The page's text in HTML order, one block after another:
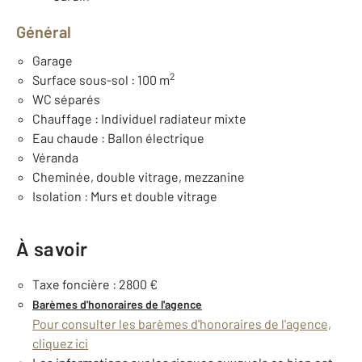
Général
Garage
Surface sous-sol : 100 m2
WC séparés
Chauffage : Individuel radiateur mixte
Eau chaude : Ballon électrique
Véranda
Cheminée, double vitrage, mezzanine
Isolation : Murs et double vitrage
À savoir
Taxe foncière : 2800 €
Barèmes d'honoraires de l'agence
Pour consulter les barèmes d'honoraires de l'agence,
cliquez ici